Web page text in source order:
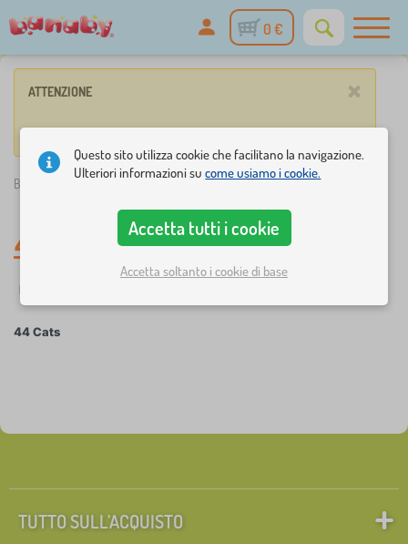
0 €
×
ATTENZIONE
Nessun prodotto corrisponde ai criteri di ricerca.
Banaby.it
44 Cats
Filtraggio
FILTRAGGIO
44 Cats
TUTTO SULL’ACQUISTO
Questo sito utilizza cookie che facilitano la navigazione.
Ulteriori informazioni sucome usiamo i cookie.
Accetta tutti i cookie
Accetta soltanto i cookie di base